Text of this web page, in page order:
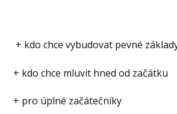
+ kdo chce vybudovat pevné
+ kdo chce mluvit hned od začátku
+ pro úplné začátečníky